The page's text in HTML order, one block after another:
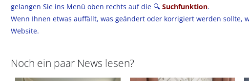
gelangen Sie ins Menü oben rechts auf die 🔍 Suchfunktion.
Wenn Ihnen etwas auffällt, was geändert oder korrigiert werden sollte,
Website.
Noch ein paar News lesen?